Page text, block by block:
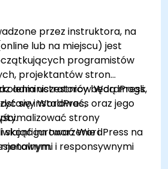
przez instruktora, na
lub na miejscu) jest
programistów
projektantów stron
administratorów WordPress,
się instalować,
strony
im tworzenie i
i responsywnymi
uczestnicy będą mogli:
WordPress oraz jego
skonfigurować WordPress na